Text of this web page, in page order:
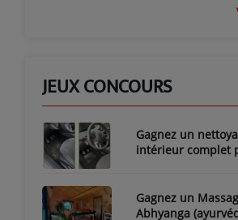
JEUX CONCOURS
Gagnez un
intérieur complet
Gagnez un
Abhyanga